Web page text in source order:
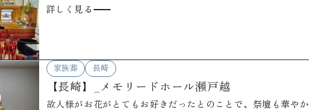
詳しく見る
家族葬 長崎
【長崎】_メモリードホール瀬戸越
故人様がお花がとてもお好きだったとのことで、祭壇も華や